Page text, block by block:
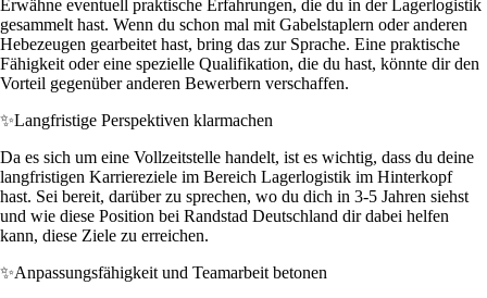
Erwähne eventuell praktische Erfahrungen, die du in der Lagerlogistik
gesammelt hast. Wenn du schon mal mit Gabelstaplern oder anderen
Hebezeugen gearbeitet hast, bring das zur Sprache. Eine praktische
Fähigkeit oder eine spezielle Qualifikation, die du hast, könnte dir den
Vorteil gegenüber anderen Bewerbern verschaffen.
✨Langfristige Perspektiven klarmachen
Da es sich um eine Vollzeitstelle handelt, ist es wichtig, dass du deine
langfristigen Karriereziele im Bereich Lagerlogistik im Hinterkopf
hast. Sei bereit, darüber zu sprechen, wo du dich in 3-5 Jahren siehst
und wie diese Position bei Randstad Deutschland dir dabei helfen
kann, diese Ziele zu erreichen.
✨Anpassungsfähigkeit und Teamarbeit betonen